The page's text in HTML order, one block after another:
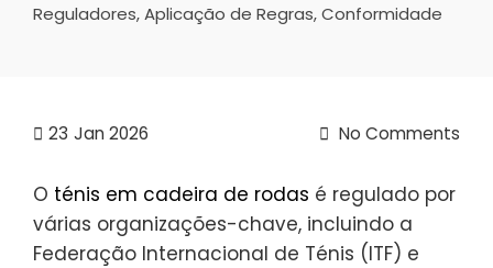
Reguladores, Aplicação de Regras, Conformidade
23 Jan 2026 No Comments
O ténis em cadeira de rodas é regulado por
várias organizações-chave, incluindo a
Federação Internacional de Ténis (ITF) e